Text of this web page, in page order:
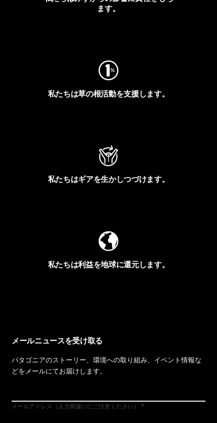
ます。
私たちは草の根活動を支援します。
私たちはギアを生かしつづけます。
私たちは利益を地球に還元します。
メールニュースを受け取る
パタゴニアのストーリー、環境への取り組み、イベント情報な
どをメールにてお届けします。
メールアドレス（入力間違いにご注意ください）